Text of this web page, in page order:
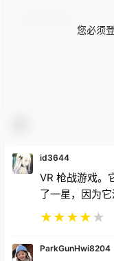
您必须
id3644
VR 枪战游戏。
了一星，因为它
★★★★★
ParkGunHwi8204